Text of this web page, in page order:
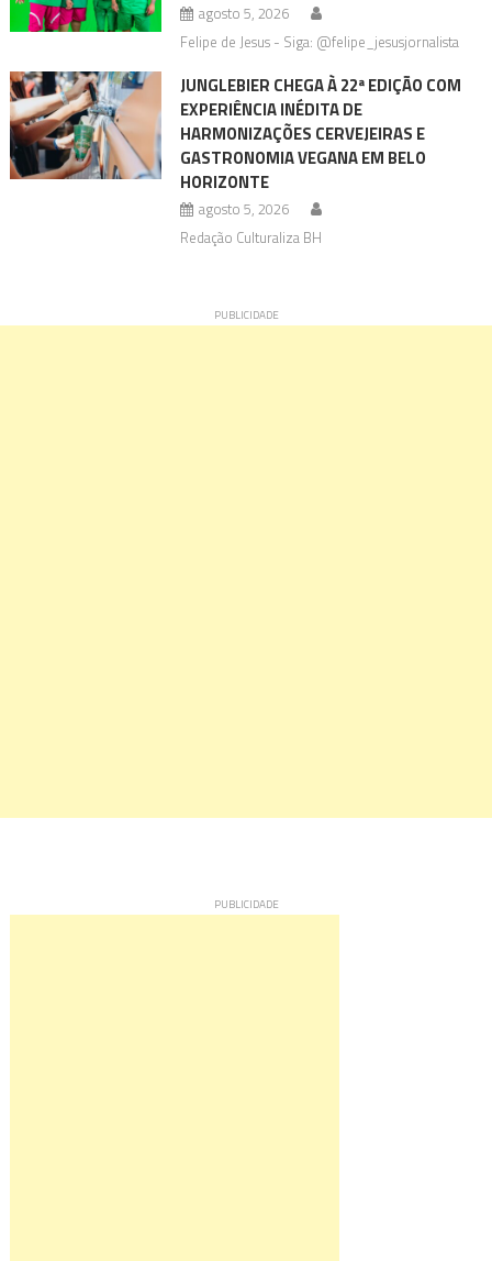
agosto 5, 2026
Felipe de Jesus - Siga: @felipe_jesusjornalista
JUNGLEBIER CHEGA À 22ª EDIÇÃO COM
EXPERIÊNCIA INÉDITA DE
HARMONIZAÇÕES CERVEJEIRAS E
GASTRONOMIA VEGANA EM BELO
HORIZONTE
agosto 5, 2026
Redação Culturaliza BH